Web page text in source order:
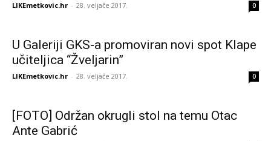
LIKEmetkovic.hr - 28. veljače 2017. 0
U Galeriji GKS-a promoviran novi spot Klape
učiteljica “Žveljarin”
LIKEmetkovic.hr - 28. veljače 2017. 0
[FOTO] Održan okrugli stol na temu Otac
Ante Gabrić